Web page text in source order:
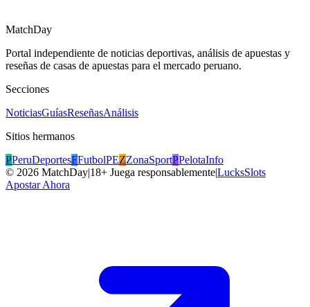
MatchDay
Portal independiente de noticias deportivas, análisis de apuestas y
reseñas de casas de apuestas para el mercado peruano.
Secciones
NoticiasGuíasReseñasAnálisis
Sitios hermanos
PPeruDeportesFFutbolPEZZonaSportPPelotaInfo
© 2026 MatchDay|18+ Juega responsablemente|LucksSlots
Apostar Ahora